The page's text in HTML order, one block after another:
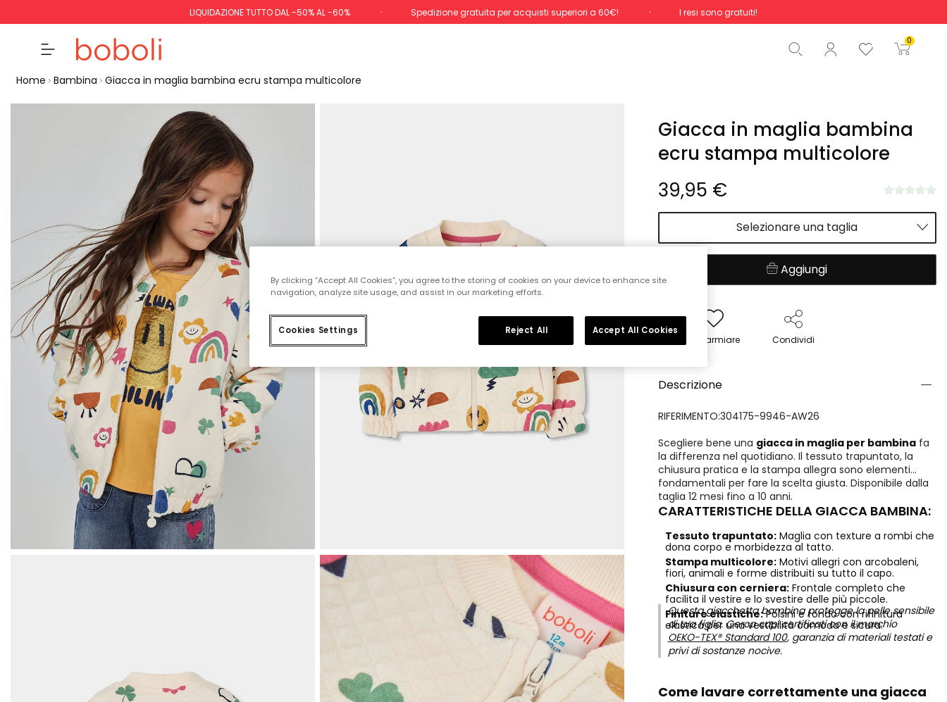
LIQUIDAZIONE TUTTO DAL -50% AL -60% Spedizione gratuita per acquisti superiori a 60€! I resi sono gratuiti!
0
Totale 0,00 €
Inizio ordine
Home Bambina Giacca in maglia bambina ecru stampa multicolore
Giacca in maglia bambina
ecru stampa multicolore
39,95 €
Selezionare una taglia
Aggiungi
Risparmiare Condividi
Descrizione
RIFERIMENTO:304175-9946-AW26
Scegliere bene una giacca in maglia per bambinafa
la differenza nel quotidiano. Il tessuto trapuntato, la
chiusura pratica e la stampa allegra sono elementi
fondamentali per fare la scelta giusta. Disponibile dalla
taglia 12 mesi fino a 10 anni.
CARATTERISTICHE DELLA GIACCA BAMBINA:
Tessuto trapuntato:Maglia con texture a rombi che
dona corpo e morbidezza al tatto.
Stampa multicolore:Motivi allegri con arcobaleni,
fiori, animali e forme distribuiti su tutto il capo.
Chiusura con cerniera:Frontale completo che
facilita il vestire e lo svestire delle più piccole.
Finiture elastiche:Polsini e fondo con rifinitura
elastica per una vestibilità comoda e sicura.
Questa giacchetta bambina protegge la pelle sensibile
di tua figlia. Cerca capi certificati con il marchio
OEKO-TEX® Standard 100, garanzia di materiali testati e
privi di sostanze nocive.
Come lavare correttamente una giacca
By clicking “Accept All Cookies”, you agree to the storing of cookies on your device to enhance site
navigation, analyze site usage, and assist in our marketing efforts.
Cookies Settings Reject All Accept All Cookies